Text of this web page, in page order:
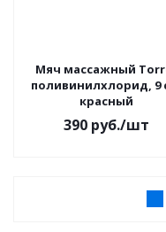
Мяч массажный
поливинилхлорид, 9
красный
390 руб./шт